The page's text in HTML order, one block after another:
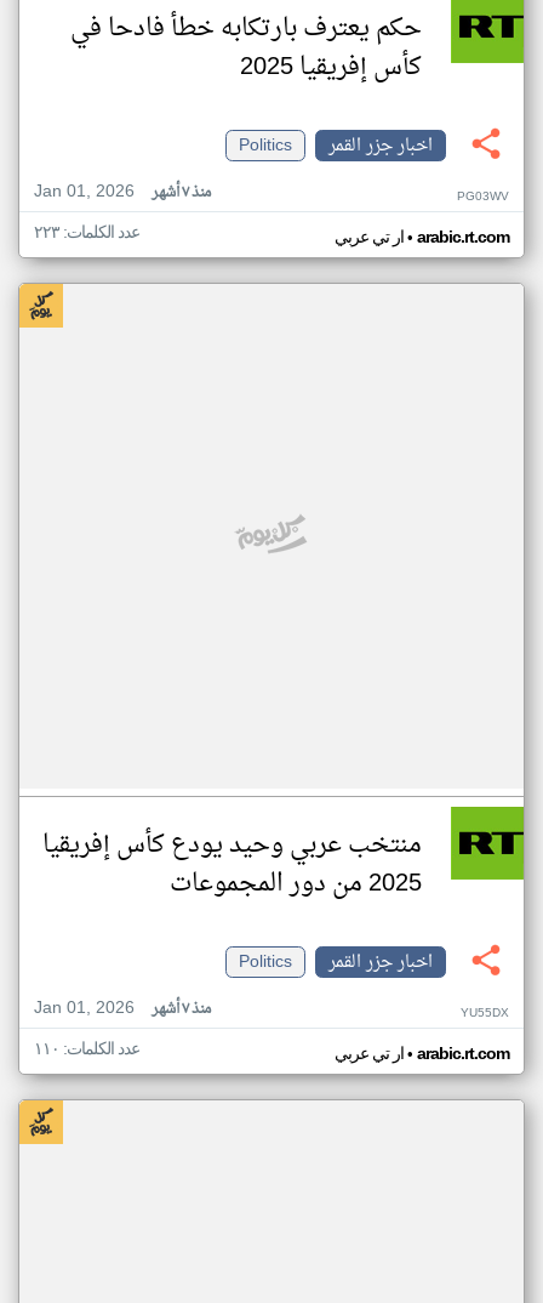
حكم يعترف بارتكابه خطأ فادحا في
كأس إفريقيا 2025
اخبار جزر القمر
Politics
Jan 01, 2026
منذ ٧ أشهر PG03WV
ار تي عربي• arabic.rt.com عدد الكلمات: ٢٢٣
منتخب عربي وحيد يودع كأس إفريقيا
2025 من دور المجموعات
اخبار جزر القمر
Politics
Jan 01, 2026
منذ ٧ أشهر YU55DX
ار تي عربي• arabic.rt.com عدد الكلمات: ١١٠